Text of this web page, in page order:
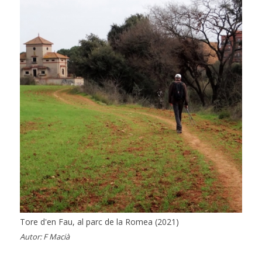
Tore d'en Fau, al parc de la Romea (2021)
Autor:F Macià